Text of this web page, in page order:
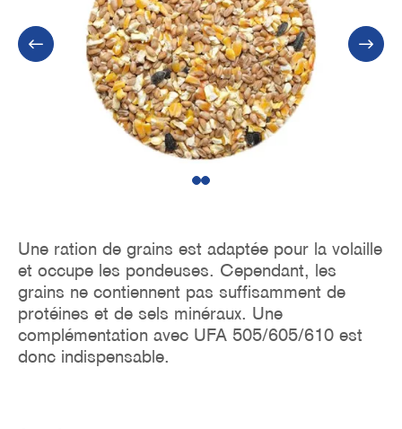
12
Une ration de grains est adaptée pour la volaille
et occupe les pondeuses. Cependant, les
grains ne contiennent pas suffisamment de
protéines et de sels minéraux. Une
complémentation avec UFA 505/605/610 est
donc indispensable.